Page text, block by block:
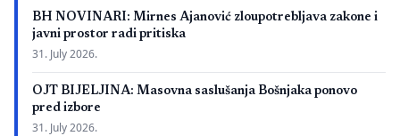
BH NOVINARI: Mirnes Ajanović zloupotrebljava zakone i
javni prostor radi pritiska
31. July 2026.
OJT BIJELJINA: Masovna saslušanja Bošnjaka ponovo
pred izbore
31. July 2026.